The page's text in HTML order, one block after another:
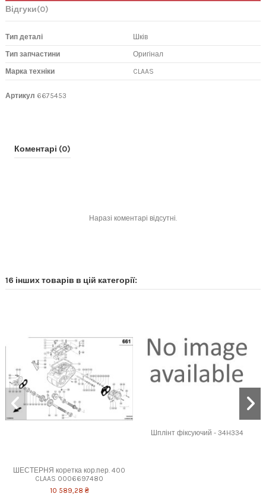
Відгуки(0)
Тип деталі Шків
Тип запчастини Оригінал
Марка техніки CLAAS
Артикул 6675453
Коментарі (0)
Наразі коментарі відсутні.
16 інших товарів в цій категорії:
ШЕСТЕРНЯ коретка кор.пер. 400
CLAAS 0006697480
10 589,28 ₴
Шплінт фіксуючий - 34H334